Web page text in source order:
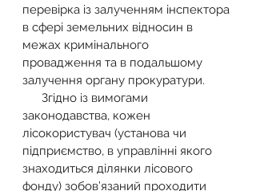
перевірка із залученням інспектора
в сфері земельних відносин в
межах кримінального
провадження та в подальшому
залучення органу прокуратури.
Згідно із вимогами
законодавства, кожен
лісокористувач (установа чи
підприємство, в управлінні якого
знаходиться ділянки лісового
фонду) зобов’язаний проходити